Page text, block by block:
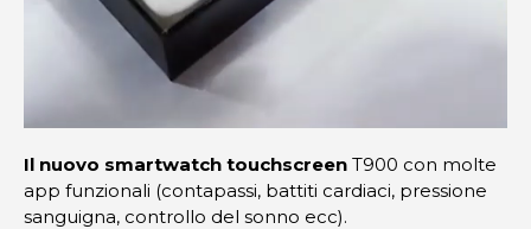
Il nuovo smartwatch touchscreen T900 con molte
app funzionali (contapassi, battiti cardiaci, pressione
sanguigna, controllo del sonno ecc).